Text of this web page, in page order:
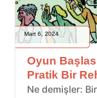
Mart 6, 2024
Oyun
Pratik Bir
Ne demişler: